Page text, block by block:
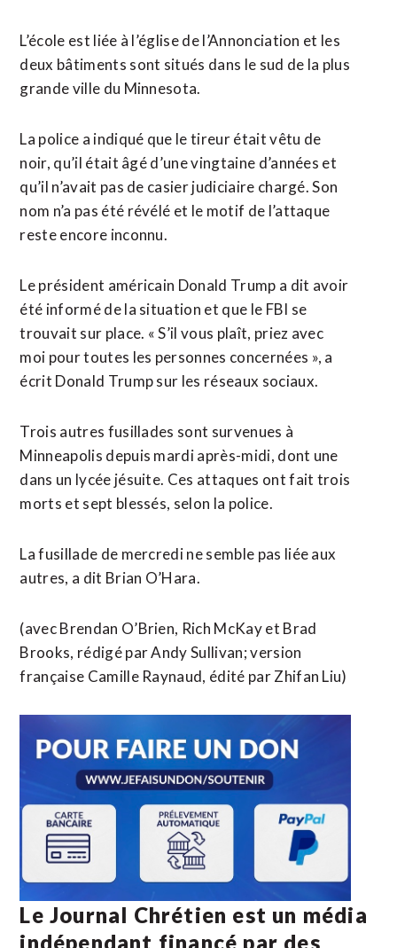
L’école est liée à l’église de l’Annonciation et les
deux bâtiments sont situés dans le sud de la plus
grande ville du Minnesota.
La police a indiqué que le tireur était vêtu de
noir, qu’il était âgé d’une vingtaine d’années et
qu’il n’avait pas de casier judiciaire chargé. Son
nom n’a pas été révélé et le motif de l’attaque
reste encore inconnu.
Le président américain Donald Trump a dit avoir
été informé de la situation et que le FBI se
trouvait sur place. « S’il vous plaît, priez avec
moi pour toutes les personnes concernées », a
écrit Donald Trump sur les réseaux sociaux.
Trois autres fusillades sont survenues à
Minneapolis depuis mardi après-midi, dont une
dans un lycée jésuite. Ces attaques ont fait trois
morts et sept blessés, selon la police.
La fusillade de mercredi ne semble pas liée aux
autres, a dit Brian O’Hara.
(avec Brendan O’Brien, Rich McKay et Brad
Brooks, rédigé par Andy Sullivan; version
française Camille Raynaud, édité par Zhifan Liu)
Le Journal Chrétien est un média
indépendant financé par des